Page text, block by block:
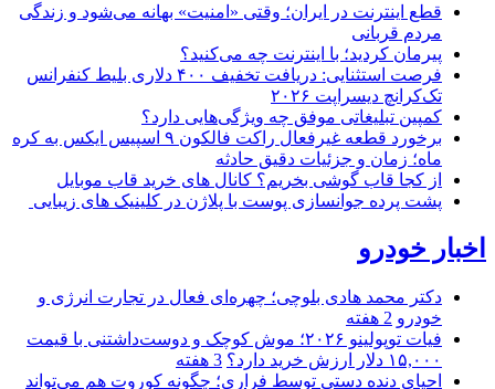
قطع اینترنت در ایران؛ وقتی «امنیت» بهانه می‌شود و زندگی
مردم قربانی
پیرمان کردید؛ با اینترنت چه می‌کنید؟
فرصت استثنایی: دریافت تخفیف ۴۰۰ دلاری بلیط کنفرانس
تک‌کرانچ دیسراپت ۲۰۲۶
کمپین تبلیغاتی موفق چه ویژگی‌هایی دارد؟
برخورد قطعه غیرفعال راکت فالکون ۹ اسپیس ایکس به کره
ماه؛ زمان و جزئیات دقیق حادثه
از کجا قاب گوشی بخریم؟ کانال های خرید قاب موبایل
پشت پرده جوانسازی پوست با پلاژن در کلینیک های زیبایی
اخبار خودرو
دکتر محمد هادی بلوچی؛ چهره‌ای فعال در تجارت انرژی و
خودرو 2 هفته
فیات توپولینو ۲۰۲۶؛ موش کوچک و دوست‌داشتنی با قیمت
۱۵,۰۰۰ دلار ارزش خرید دارد؟
3 هفته
احیای دنده دستی توسط فراری؛ چگونه کوروت هم می‌تواند